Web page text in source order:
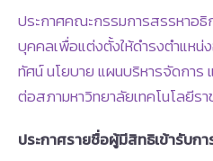
ประกาศคณะกรรมการสรรหาอธิ
บุคคลเพื่อแต่งตั้งให้ดำรงตำแหน่
ทัศน์ นโยบาย แผนบริหารจัดกา
ต่อสภามหาวิทยาลัยเทคโนโลยีร
ประกาศรายชื่อผู้มีสิทธิเข้ารับก